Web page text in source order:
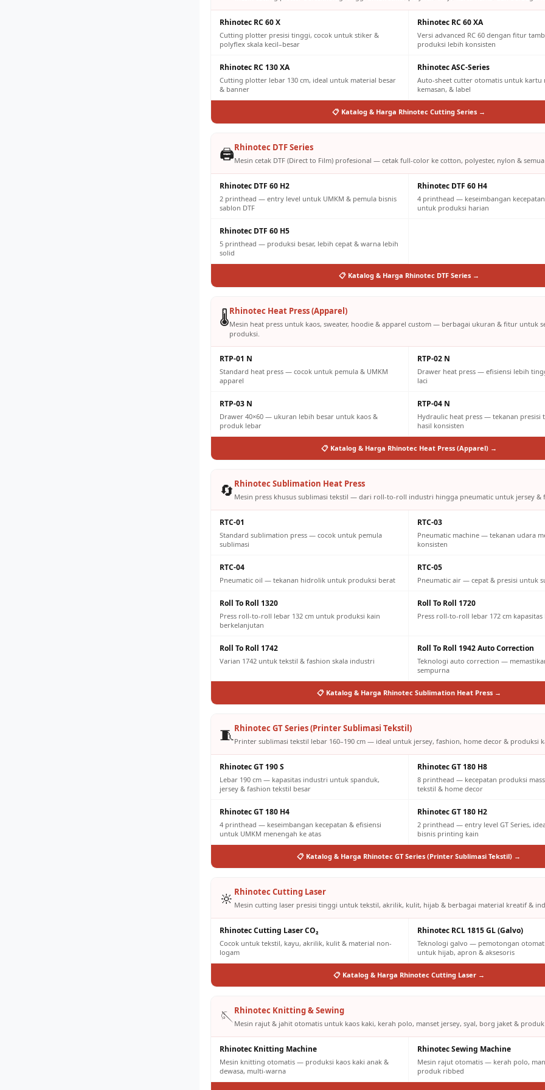
Rhinotec RC 60 X
Cutting plotter presisi tinggi, cocok untuk stiker &
polyflex skala kecil–besar
Rhinotec RC 60 XA
Versi advanced RC 60 dengan fitur
produksi lebih konsisten
Rhinotec RC 130 XA
Cutting plotter lebar 130 cm, ideal untuk material besar
& banner
Rhinotec ASC-Series
Auto-sheet cutter otomatis untuk kartu
kemasan, & label
📋 Katalog & Harga Rhinotec Cutting Series →
🖨️Rhinotec DTF Series
Mesin cetak DTF (Direct to Film) profesional — cetak full-color ke cotton, polyester, nylon &
Rhinotec DTF 60 H2
2 printhead — entry level untuk UMKM & pemula bisnis
sablon DTF
Rhinotec DTF 60 H4
4 printhead — keseimbangan
untuk produksi harian
Rhinotec DTF 60 H5
5 printhead — produksi besar, lebih cepat & warna lebih
solid
📋 Katalog & Harga Rhinotec DTF Series →
🌡️Rhinotec Heat Press (Apparel)
Mesin heat press untuk kaos, sweater, hoodie & apparel custom — berbagai ukuran & fitur untuk
produksi.
RTP-01 N
Standard heat press — cocok untuk pemula & UMKM
apparel
RTP-02 N
Drawer heat press — efisiensi lebih
laci
RTP-03 N
Drawer 40×60 — ukuran lebih besar untuk kaos &
produk lebar
RTP-04 N
Hydraulic heat press — tekanan presisi
hasil konsisten
📋 Katalog & Harga Rhinotec Heat Press (Apparel) →
🔄 Rhinotec Sublimation Heat Press
Mesin press khusus sublimasi tekstil — dari roll-to-roll industri hingga pneumatic untuk jersey &
RTC-01
Standard sublimation press — cocok untuk pemula
sublimasi
RTC-03
Pneumatic machine — tekanan udara
konsisten
RTC-04
Pneumatic oil — tekanan hidrolik untuk produksi berat
RTC-05
Pneumatic air — cepat & presisi untuk
Roll To Roll 1320
Press roll-to-roll lebar 132 cm untuk produksi kain
berkelanjutan
Roll To Roll 1720
Press roll-to-roll lebar 172 cm
Roll To Roll 1742
Varian 1742 untuk tekstil & fashion skala industri
Roll To Roll 1942 Auto Correction
Teknologi auto correction —
sempurna
📋 Katalog & Harga Rhinotec Sublimation Heat Press →
🧵Rhinotec GT Series (Printer Sublimasi Tekstil)
Printer sublimasi tekstil lebar 160–190 cm — ideal untuk jersey, fashion, home decor & produksi
Rhinotec GT 190 S
Lebar 190 cm — kapasitas industri untuk spanduk,
jersey & fashion tekstil besar
Rhinotec GT 180 H8
8 printhead — kecepatan produksi
tekstil & home decor
Rhinotec GT 180 H4
4 printhead — keseimbangan kecepatan & efisiensi
untuk UMKM menengah ke atas
Rhinotec GT 180 H2
2 printhead — entry level GT Series,
bisnis printing kain
📋 Katalog & Harga Rhinotec GT Series (Printer Sublimasi Tekstil) →
🔆 Rhinotec Cutting Laser
Mesin cutting laser presisi tinggi untuk tekstil, akrilik, kulit, hijab & berbagai material kreatif &
Rhinotec Cutting Laser CO₂
Cocok untuk tekstil, kayu, akrilik, kulit & material non-
logam
Rhinotec RCL 1815 GL (Galvo)
Teknologi galvo — pemotongan
untuk hijab, apron & aksesoris
📋 Katalog & Harga Rhinotec Cutting Laser →
🪡Rhinotec Knitting & Sewing
Mesin rajut & jahit otomatis untuk kaos kaki, kerah polo, manset jersey, syal, borg jaket &
Rhinotec Knitting Machine
Mesin knitting otomatis — produksi kaos kaki anak &
dewasa, multi-warna
Rhinotec Sewing Machine
Mesin rajut otomatis — kerah polo,
produk ribbed